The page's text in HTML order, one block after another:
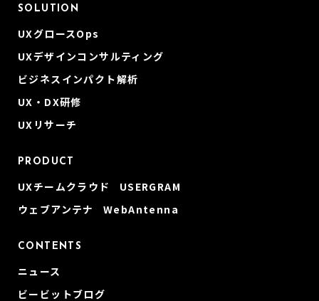
SOLUTION
UXグロースOps
UXデザインコンサルティング
ビジネスインパクト解析
UX・DX研修
UXリサーチ
PRODUCT
UXチームクラウド USERGRAM
ウェブアンテナ WebAntenna
CONTENTS
ニュース
ビービットブログ